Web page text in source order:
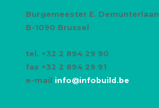
Burgemeester E.
B-1090 Brussel
tel. +32 2 894 29 90
fax +32 2 894 29 91
e-mail info@infobuild.be